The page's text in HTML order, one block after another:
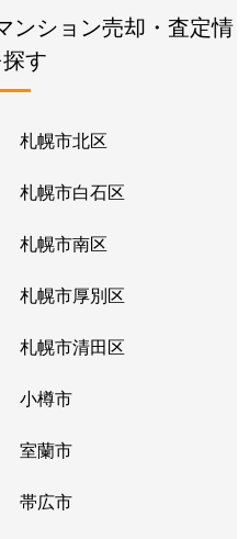
ンション売却・査定情
す
札幌市北区
札幌市白石区
札幌市南区
札幌市厚別区
札幌市清田区
小樽市
室蘭市
帯広市